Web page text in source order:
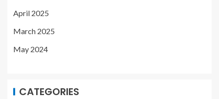
April 2025
March 2025
May 2024
CATEGORIES